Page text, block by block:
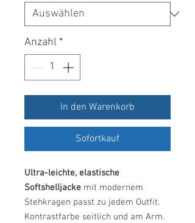
Anzahl *
In den Warenkorb
Sofortkauf
Ultra-leichte, elastische
Softshelljacke mit modernem
Stehkragen passt zu jedem Outfit.
Kontrastfarbe seitlich und am Arm.